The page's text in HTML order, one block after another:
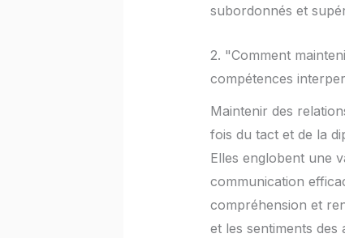
subordonnés et
2. "Comment
compétences
Maintenir des
fois du tact et de la
Elles englobent une
communication
compréhension et
et les sentiments